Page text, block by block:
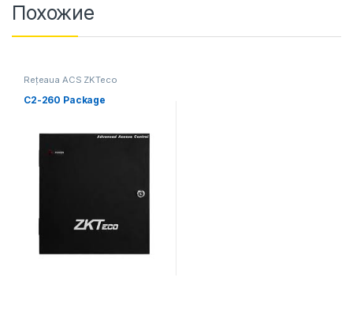
Похожие
Rețeaua ACS ZKTeco
C2-260 Package